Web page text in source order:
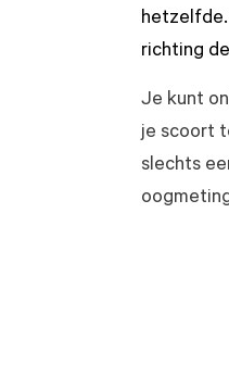
richting
Je kunt
je scoort
slechts